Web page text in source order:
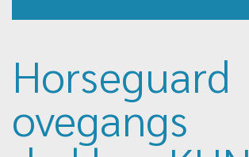
Horseguard
ovegangs